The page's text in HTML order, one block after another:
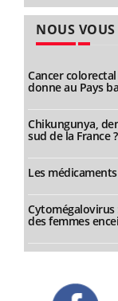
NOUS
Cancer
donne au Pays
Chikungunya,
sud de la France ?
Les
Cytomégalovirus
des femmes